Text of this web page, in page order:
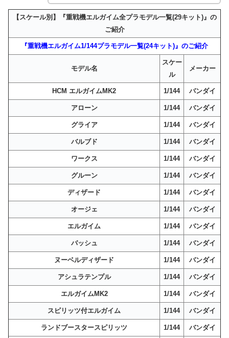
【スケール別】『重戦機エルガイム全プラモデル一覧(29キット)』の
ご紹介
『重戦機エルガイム1/144プラモデル一覧(24キット)』のご紹介
モデル名
スケー
ル
メーカー
HCM エルガイムMK2 1/144 バンダイ
アローン 1/144 バンダイ
グライア 1/144 バンダイ
バルブド 1/144 バンダイ
ワークス 1/144 バンダイ
グルーン 1/144 バンダイ
ディザード 1/144 バンダイ
オージェ 1/144 バンダイ
エルガイム 1/144 バンダイ
バッシュ 1/144 バンダイ
ヌーベルディザード 1/144 バンダイ
アシュラテンプル 1/144 バンダイ
エルガイムMK2 1/144 バンダイ
スピリッツ付エルガイム 1/144 バンダイ
ランドブースタースピリッツ 1/144 バンダイ